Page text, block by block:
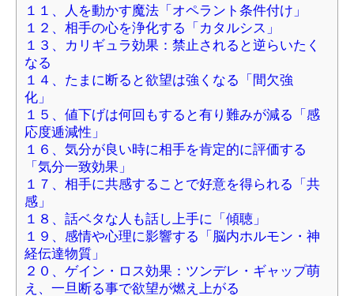
１１、人を動かす魔法「オペラント条件付け」
１２、相手の心を浄化する「カタルシス」
１３、カリギュラ効果：禁止されると逆らいたく
なる
１４、たまに断ると欲望は強くなる「間欠強
化」
１５、値下げは何回もすると有り難みが減る「感
応度逓減性」
１６、気分が良い時に相手を肯定的に評価する
「気分一致効果」
１７、相手に共感することで好意を得られる「共
感」
１８、話ベタな人も話し上手に「傾聴」
１９、感情や心理に影響する「脳内ホルモン・神
経伝達物質」
２０、ゲイン・ロス効果：ツンデレ・ギャップ萌
え、一旦断る事で欲望が燃え上がる